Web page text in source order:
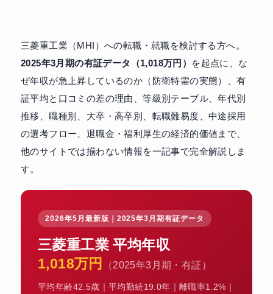
三菱重工業（MHI）への転職・就職を検討する方へ。
2025年3月期の有証データ（1,018万円）
を起点に、な
ぜ年収が急上昇しているのか（防衛特需の実態）、有
証平均と口コミの差の理由、等級別テーブル、年代別
推移、職種別、大卒・高卒別、転職難易度、中途採用
の選考フロー、退職金・福利厚生の経済的価値まで、
他のサイトでは揃わない情報を一記事で完全解説しま
す。
2026年5月最新版｜2025年3月期有証データ
三菱重工業 平均年収
1,018万円
（2025年3月期・有証）
平均年齢42.5歳｜平均勤続19.0年｜離職率1.2%｜